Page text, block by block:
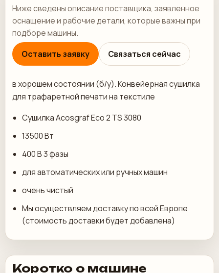
Ниже сведены описание поставщика, заявленное
оснащение и рабочие детали, которые важны при
подборе машины.
Оставить заявку
Связаться сейчас
в хорошем состоянии (б/у). Конвейерная сушилка
для трафаретной печати на текстиле
Сушилка Acosgraf Eco 2 TS 3080
13500 Вт
400 В 3 фазы
для автоматических или ручных машин
очень чистый
Мы осуществляем доставку по всей Европе
(стоимость доставки будет добавлена)
Коротко о машине